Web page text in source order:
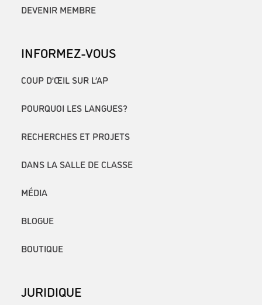
DEVENIR MEMBRE
INFORMEZ-VOUS
COUP D’ŒIL SUR L’AP
POURQUOI LES LANGUES?
RECHERCHES ET PROJETS
DANS LA SALLE DE CLASSE
MÉDIA
BLOGUE
BOUTIQUE
JURIDIQUE